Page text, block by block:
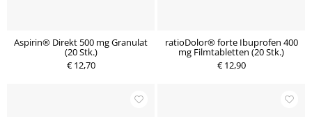
Aspirin® Direkt 500 mg Granulat
(20 Stk.)
€ 12,70
ratioDolor® forte Ibuprofen 400
mg Filmtabletten (20 Stk.)
€ 12,90